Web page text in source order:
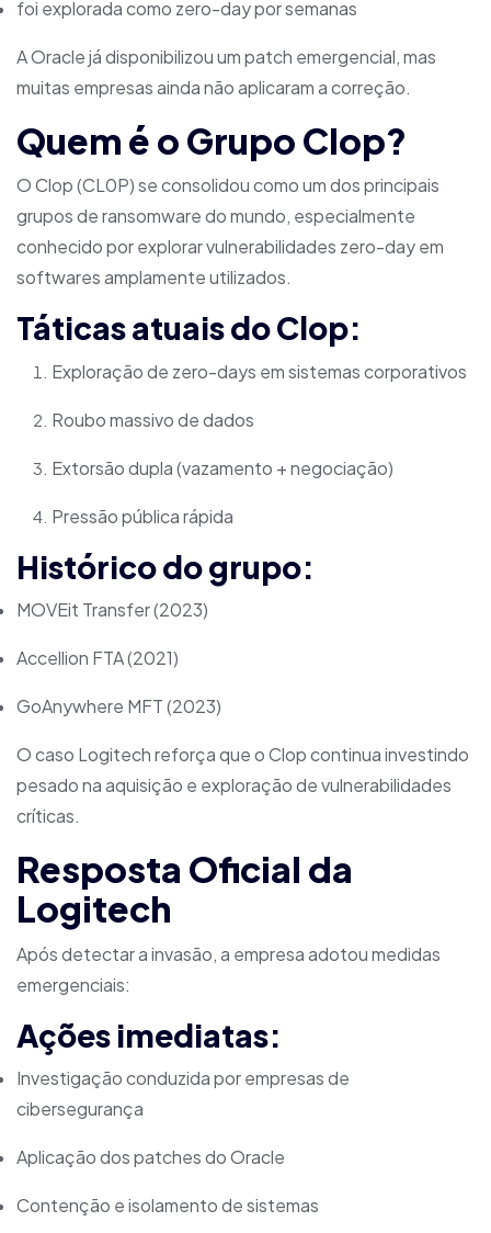
foi explorada como zero-day por semanas
A Oracle já disponibilizou um patch emergencial, mas
muitas empresas ainda não aplicaram a correção.
Quem é o Grupo Clop?
O Clop (CL0P) se consolidou como um dos principais
grupos de ransomware do mundo, especialmente
conhecido por explorar vulnerabilidades zero-day em
softwares amplamente utilizados.
Táticas atuais do Clop:
Exploração de zero-days em sistemas corporativos
Roubo massivo de dados
Extorsão dupla (vazamento + negociação)
Pressão pública rápida
Histórico do grupo:
MOVEit Transfer (2023)
Accellion FTA (2021)
GoAnywhere MFT (2023)
O caso Logitech reforça que o Clop continua investindo
pesado na aquisição e exploração de vulnerabilidades
críticas.
Resposta Oficial da
Logitech
Após detectar a invasão, a empresa adotou medidas
emergenciais:
Ações imediatas:
Investigação conduzida por empresas de
cibersegurança
Aplicação dos patches do Oracle
Contenção e isolamento de sistemas